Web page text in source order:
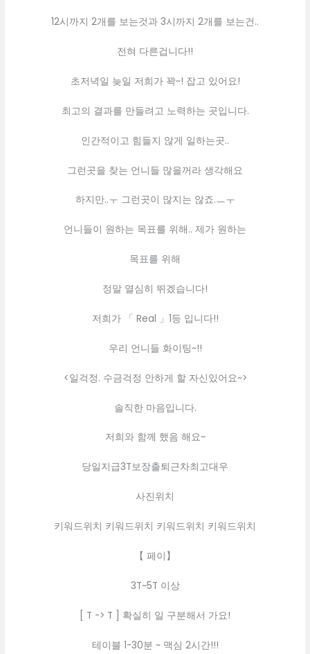
12시까지 2개를 보는것과 3시까지 2개를 보는건..
전혀 다른겁니다!!
초저녁일 늦일 저희가 꽉~! 잡고 있어요!
최고의 결과를 만들려고 노력하는 곳입니다.
인간적이고 힘들지 않게 일하는곳..
그런곳을 찾는 언니들 많을꺼라 생각해요
하지만..ㅜ 그런곳이 많지는 않죠.ㅡㅜ
언니들이 원하는 목표를 위해.. 제가 원하는
목표를 위해
정말 열심히 뛰겠습니다!
저희가 「 Real 」1등 입니다!!
우리 언니들 화이팅~!!
<일걱정. 수금걱정 안하게 할 자신있어요~>
솔직한 마음입니다.
저희와 함께 했음 해요~
당일지급3T보장출퇴근차최고대우
사진위치
키워드위치 키워드위치 키워드위치 키워드위치
【 페이】
3T~5T 이상
[ T -> T ] 확실히 일 구분해서 가요!
테이블 1-30분 ~ 맥심 2시간!!!